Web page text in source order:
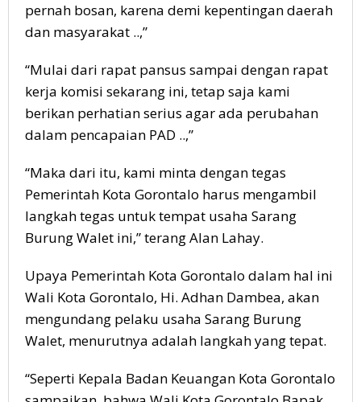
pernah bosan, karena demi kepentingan daerah
dan masyarakat ..,”
“Mulai dari rapat pansus sampai dengan rapat
kerja komisi sekarang ini, tetap saja kami
berikan perhatian serius agar ada perubahan
dalam pencapaian PAD ..,”
“Maka dari itu, kami minta dengan tegas
Pemerintah Kota Gorontalo harus mengambil
langkah tegas untuk tempat usaha Sarang
Burung Walet ini,” terang Alan Lahay.
Upaya Pemerintah Kota Gorontalo dalam hal ini
Wali Kota Gorontalo, Hi. Adhan Dambea, akan
mengundang pelaku usaha Sarang Burung
Walet, menurutnya adalah langkah yang tepat.
“Seperti Kepala Badan Keuangan Kota Gorontalo